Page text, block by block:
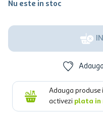
Nu este in stoc
Adauga produse
activezi plata in